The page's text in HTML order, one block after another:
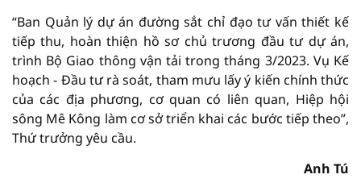
“Ban Quản lý dự án đường sắt chỉ đạo tư vấn thiết kế
tiếp thu, hoàn thiện hồ sơ chủ trương đầu tư dự án,
trình Bộ Giao thông vận tải trong tháng 3/2023. Vụ Kế
hoạch - Đầu tư rà soát, tham mưu lấy ý kiến chính thức
của các địa phương, cơ quan có liên quan, Hiệp hội
sông Mê Kông làm cơ sở triển khai các bước tiếp theo”,
Thứ trưởng yêu cầu.
Anh Tú